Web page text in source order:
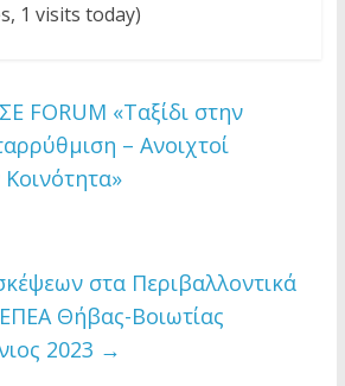
1 visits today)
FORUM «Ταξίδι στην
– Ανοιχτοί
στα Περιβαλλοντικά
Θήβας-Βοιωτίας
2023 →